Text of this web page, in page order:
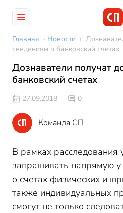
Главная › Новости ›
сведениям о банковский счетах
Дознаватели получат
банковский счетах
27.09.2018 0
Команда СП
В рамках расследования
запрашивать напрямую
о счетах физических и
также индивидуальных
смогут не только